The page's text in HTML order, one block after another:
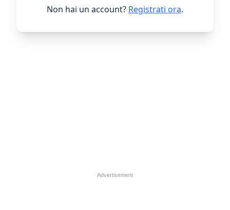
Non hai un account? Registrati ora.